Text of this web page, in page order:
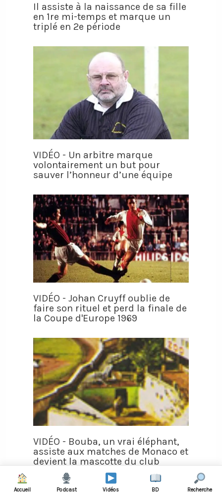
Il assiste à la naissance de sa fille
en 1re mi-temps et marque un
triplé en 2e période
VIDÉO - Un arbitre marque
volontairement un but pour
sauver l’honneur d’une équipe
VIDÉO - Johan Cruyff oublie de
faire son rituel et perd la finale de
la Coupe d'Europe 1969
VIDÉO - Bouba, un vrai éléphant,
assiste aux matches de Monaco et
devient la mascotte du club
Accueil Podcast Vidéos BD Recherche